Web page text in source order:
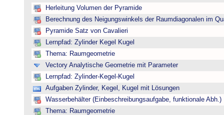
Herleitung Volumen der Pyramide
Berechnung des Neigungswinkels der Raumdiagonalen im
Pyramide Satz von Cavalieri
Lernpfad: Zylinder Kegel Kugel
Thema: Raumgeometrie
Vectory Analytische Geometrie mit Parameter
Lernpfad: Zylinder-Kegel-Kugel
Aufgaben Zylinder, Kegel, Kugel mit Lösungen
Wasserbehälter (Einbeschreibungsaufgabe, funktionale Abh.)
Thema: Raumgeometrie